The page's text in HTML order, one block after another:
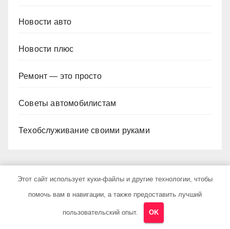
Новости авто
Новости плюс
Ремонт — это просто
Советы автомобилистам
Техобслуживание своими руками
ВЫ ПРОПУСТИЛИ
Этот сайт использует куки-файлы и другие технологии, чтобы
помочь вам в навигации, а также предоставить лучший
пользовательский опыт. OK